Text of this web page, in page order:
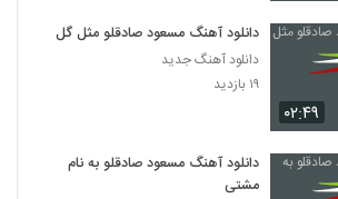
۰۲:۴۹
دانلود آهنگ مسعود صادقلو مثل گل
دانلود آهنگ جدید
۱۹ بازدید
دانلود آهنگ مسعود صادقلو به نام
مشتی